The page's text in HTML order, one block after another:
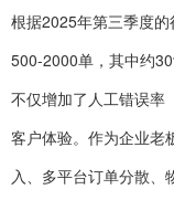
根据2025年第三季度
500-2000单，其中约
不仅增加了人工错误率
客户体验。作为企业老
入、多平台订单分散、